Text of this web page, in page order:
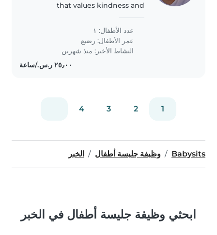
that values kindness and
عدد الأطفال: ١
عمر الأطفال: رضيع
النشاط الأخير: منذ شهرين
1
2
3
4
Babysits وظيفة جليسة أطفال الخبر
ابحثي وظيفة جليسة أطفال في الخبر